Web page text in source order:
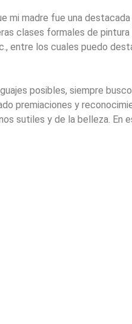
mi madre fue una
clases formales de
entre los cuales puedo
posibles, siempre
premiaciones y
sutiles y de la belleza. En